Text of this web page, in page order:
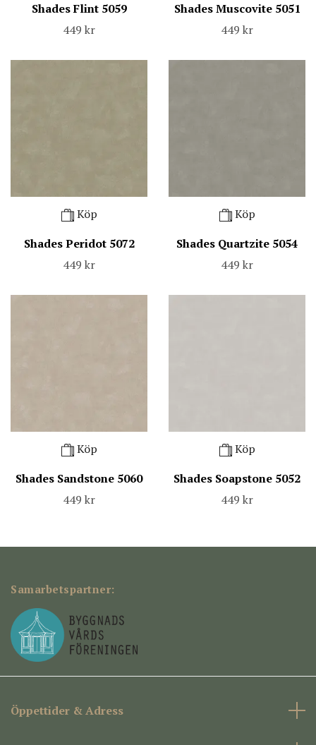
Shades Flint 5059
449 kr
Shades Muscovite 5051
449 kr
Köp
Shades Peridot 5072
449 kr
Köp
Shades Quartzite 5054
449 kr
Köp
Shades Sandstone 5060
449 kr
Köp
Shades Soapstone 5052
449 kr
Samarbetspartner:
Öppettider & Adress